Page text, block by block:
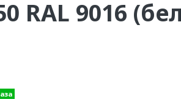
RAL 9016